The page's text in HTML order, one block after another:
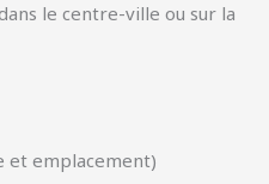
le centre-ville ou sur la
et emplacement)